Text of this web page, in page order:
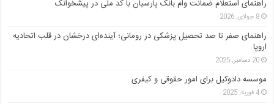
راهنمای استعلام ضمانت وام بانک پارسیان با کد ملی در پیشخوانک
8 جولای, 2026
راهنمای صفر تا صد تحصیل پزشکی در رومانی؛ آینده‌ای درخشان در قلب اتحادیه
اروپا
20 دسامبر, 2025
موسسه دادوکیل برای امور حقوقی و کیفری
4 فوریه, 2025